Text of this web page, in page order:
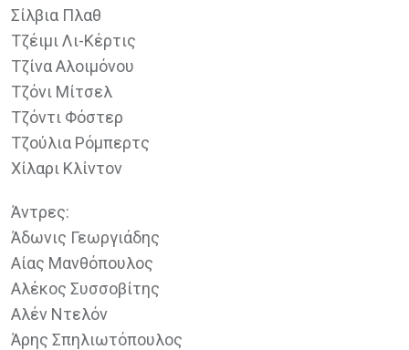
Σίλβια Πλαθ
Τζέιμι Λι-Κέρτις
Τζίνα Αλοιμόνου
Τζόνι Μίτσελ
Τζόντι Φόστερ
Τζούλια Ρόμπερτς
Χίλαρι Κλίντον
Άντρες:
Άδωνις Γεωργιάδης
Αίας Μανθόπουλος
Αλέκος Συσσοβίτης
Αλέν Ντελόν
Άρης Σπηλιωτόπουλος